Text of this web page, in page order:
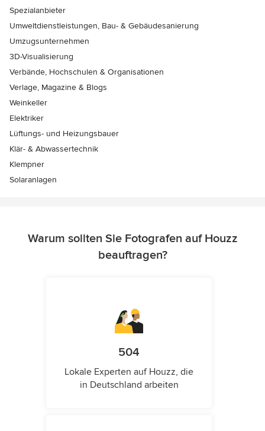
Spezialanbieter
Umweltdienstleistungen, Bau- & Gebäudesanierung
Umzugsunternehmen
3D-Visualisierung
Verbände, Hochschulen & Organisationen
Verlage, Magazine & Blogs
Weinkeller
Elektriker
Lüftungs- und Heizungsbauer
Klär- & Abwassertechnik
Klempner
Solaranlagen
Warum sollten Sie Fotografen auf Houzz
beauftragen?
504
Lokale Experten auf Houzz, die
in Deutschland arbeiten